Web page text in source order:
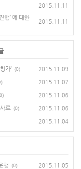
2015.11.11
행’ 에 대한
2015.11.11
가’ (0) 2015.11.09
2015.11.07
2015.11.06
로 (0) 2015.11.06
2015.11.04
행 (0) 2015.11.05